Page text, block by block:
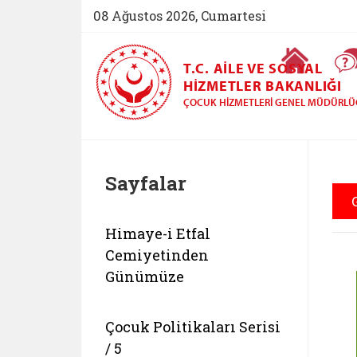
08 Ağustos 2026, Cumartesi
Ana Sayfa
T.C. AILE VE SOSYAL
HIZMETLER BAKANLIĞI
ÇOCUK HIZMETLERI GENEL
Sayfalar
Himaye-i Etfal
Cemiyetinden
Günümüze
Belgeyi aç: ebeveyn kaybi
Çocuk Politikaları Serisi
/ 5